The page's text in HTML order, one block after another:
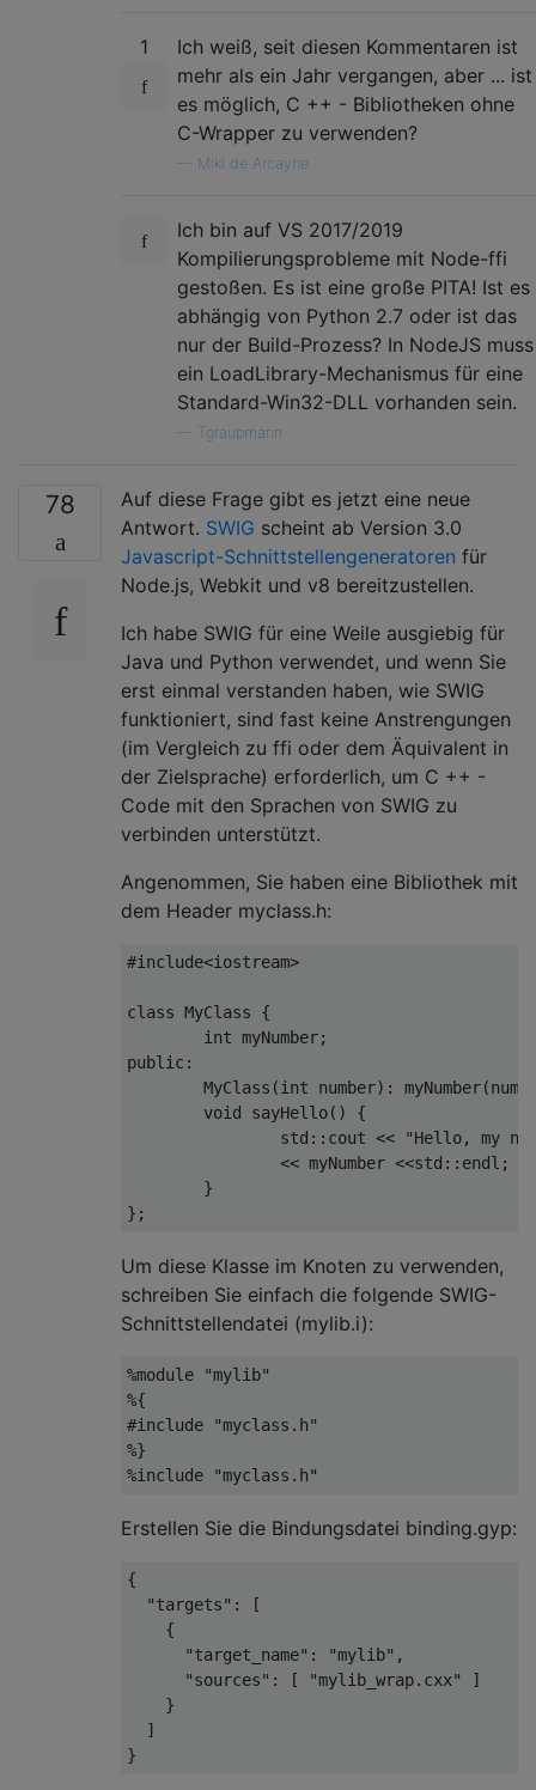
1
Ich weiß, seit diesen Kommentaren ist
mehr als ein Jahr vergangen, aber ... ist
es möglich, C ++ - Bibliotheken ohne
C-Wrapper zu verwenden?
Miki de Arcayne
Ich bin auf VS 2017/2019
Kompilierungsprobleme mit Node-ffi
gestoßen. Es ist eine große PITA! Ist es
abhängig von Python 2.7 oder ist das
nur der Build-Prozess? In NodeJS muss
ein LoadLibrary-Mechanismus für eine
Standard-Win32-DLL vorhanden sein.
Tgraupmann
78
Auf diese Frage gibt es jetzt eine neue
Antwort. SWIG scheint ab Version 3.0
Javascript-Schnittstellengeneratoren für
Node.js, Webkit und v8 bereitzustellen.
Ich habe SWIG für eine Weile ausgiebig für
Java und Python verwendet, und wenn Sie
erst einmal verstanden haben, wie SWIG
funktioniert, sind fast keine Anstrengungen
(im Vergleich zu ffi oder dem Äquivalent in
der Zielsprache) erforderlich, um C ++ -
Code mit den Sprachen von SWIG zu
verbinden unterstützt.
Angenommen, Sie haben eine Bibliothek mit
dem Header myclass.h:
#include<iostream>
class MyClass
{
int myNumber;
public :
MyClass (int number): myNumber(
void sayHello()
{
                std
:: cout <<
"Hello, my
<< myNumber <<std :: endl ;
}
};
Um diese Klasse im Knoten zu verwenden,
schreiben Sie einfach die folgende SWIG-
Schnittstellendatei (mylib.i):
%module
"mylib"
%{
#include
"myclass.h"
%}
%include "myclass.h"
Erstellen Sie die Bindungsdatei binding.gyp:
{
"targets" :
[
{
"target_name" : "mylib" ,
"sources" : [ "mylib_wrap.cxx"
]
}
]
}